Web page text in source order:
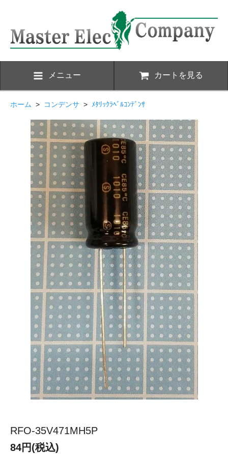
メニュー カートを見る
ホーム > コンデンサ > ﾒﾀﾘｯｸﾗﾍﾞﾙｺﾝﾃﾞﾝｻ
RFO-35V471MH5P
84円(税込)